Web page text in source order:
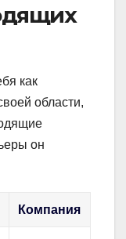
как
области,
он
Компания